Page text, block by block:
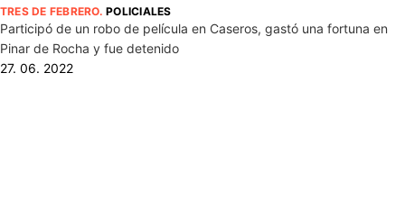
TRES DE FEBRERO.POLICIALES
Participó de un robo de película en Caseros, gastó una fortuna en
Pinar de Rocha y fue detenido
27. 06. 2022